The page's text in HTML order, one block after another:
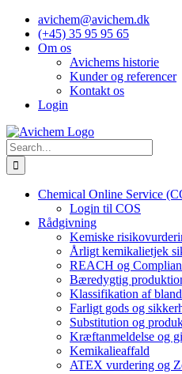
Skip
content
avichem@avichem.dk
(+45) 35 95 95 65
Om os
Avichems historie
Kunder og referencer
Kontakt os
Login
Search
for:
Chemical Online Service
Login til COS
Rådgivning
Kemiske
Årligt kemikalietjek
REACH og
Bæredygtig
Klassifikation af
Farligt gods og
Substitution og
Kræftanmeldelse og
Kemikalieaffald
ATEX vurdering og